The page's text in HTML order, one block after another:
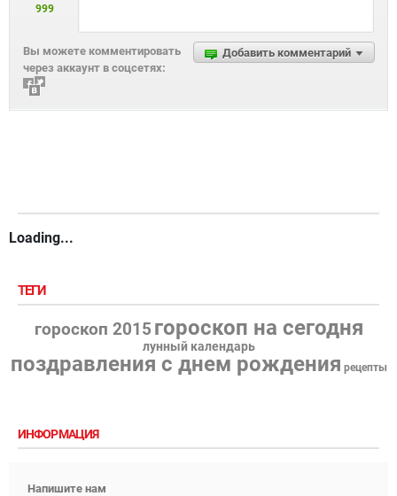
999
Добавить комментарий
Вы можете комментировать
через аккаунт в соцсетях:
Loading...
ТЕГИ
гороскоп 2015 гороскоп на сегодня
лунный календарь
поздравления с днем рождения рецепты
ИНФОРМАЦИЯ
Напишите нам